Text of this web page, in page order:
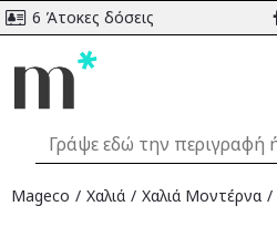
6 Άτοκες δόσεις
Mageco Χαλιά Χαλιά Μοντέρνα